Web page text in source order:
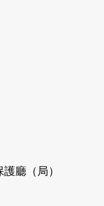
廳（局）